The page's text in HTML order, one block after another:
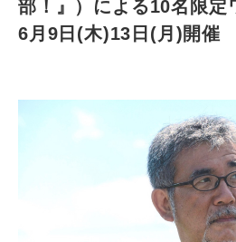
部！』）による10名限
6月9日(木)13日(月)開催